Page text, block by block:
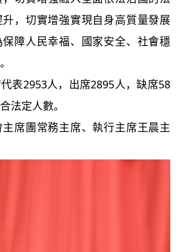
，切實增強實現自身高質量發展
障人民幸福、國家安全、社會穩
2953人，出席2895人，缺席58
法定人數。
團常務主席、執行主席王晨主